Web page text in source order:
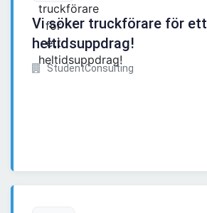
Vi söker truckförare för ett
heltidsuppdrag!
StudentConsulting